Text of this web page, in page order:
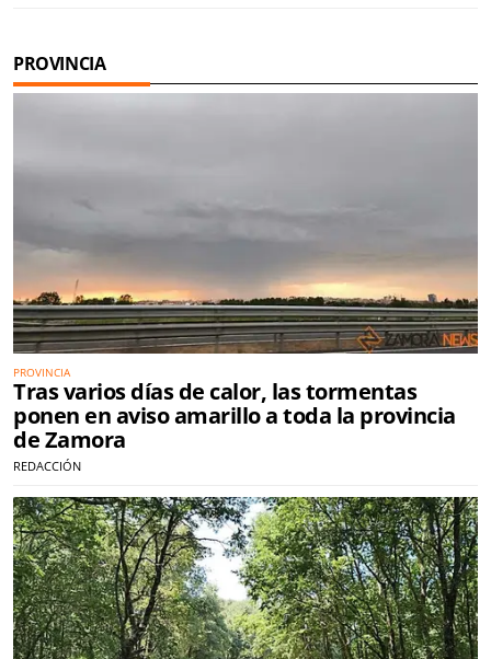
PROVINCIA
PROVINCIA
Tras varios días de calor, las tormentas
ponen en aviso amarillo a toda la provincia
de Zamora
REDACCIÓN